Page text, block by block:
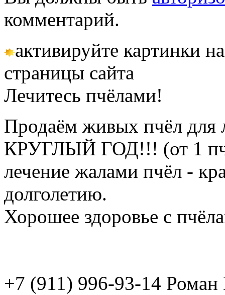
комментарий.
активируйте картинки
страницы сайта
Лечитесь пчёлами!
Продаём живых пчёл для
КРУГЛЫЙ ГОД!!! (от 1
лечение жалами пчёл -
долголетию.
Хорошее здоровье с
+7 (911) 996-93-14